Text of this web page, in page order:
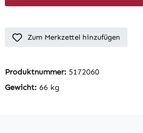
Zum Merkzettel hinzufügen
Produktnummer: 5172060
Gewicht: 66 kg